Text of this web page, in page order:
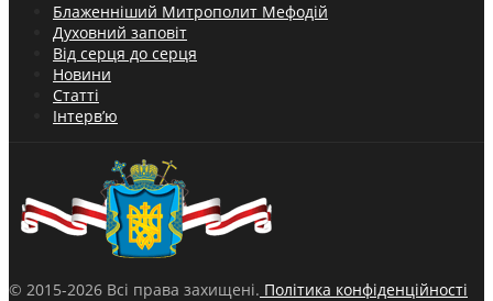
Блаженніший Митрополит Мефодій
Духовний заповіт
Від серця до серця
Новини
Статті
Інтерв’ю
© 2015-2026 Всі права захищені. Політика конфіденційності